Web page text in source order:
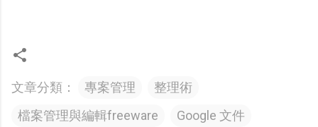
文章分類： 專案管理
整理術
檔案管理與編輯freeware
Google 文件